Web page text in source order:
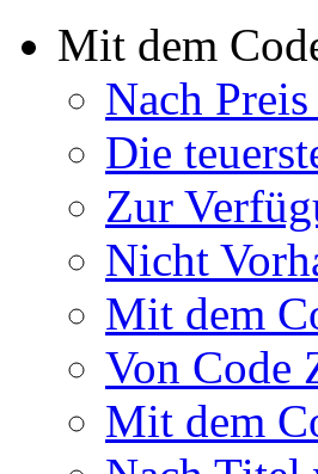
Mit dem
Nach
Die
Zur
Nicht
Mit dem
Von Code
Mit dem